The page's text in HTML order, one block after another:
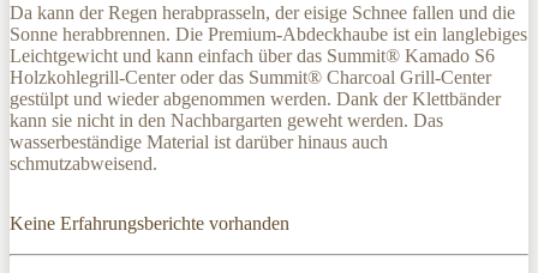
Da kann der Regen herabprasseln, der eisige Schnee fallen und die
Sonne herabbrennen. Die Premium-Abdeckhaube ist ein langlebiges
Leichtgewicht und kann einfach über das Summit® Kamado S6
Holzkohlegrill-Center oder das Summit® Charcoal Grill-Center
gestülpt und wieder abgenommen werden. Dank der Klettbänder
kann sie nicht in den Nachbargarten geweht werden. Das
wasserbeständige Material ist darüber hinaus auch
schmutzabweisend.
Keine Erfahrungsberichte vorhanden